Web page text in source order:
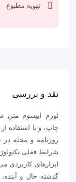
تهویه مطبوع
نقد و بررسی
لورم ایپسوم متن
چاپ، و با استفاده
روزنامه و مجله
شرایط فعلی
ابزارهای کاربردی
گذشته حال و